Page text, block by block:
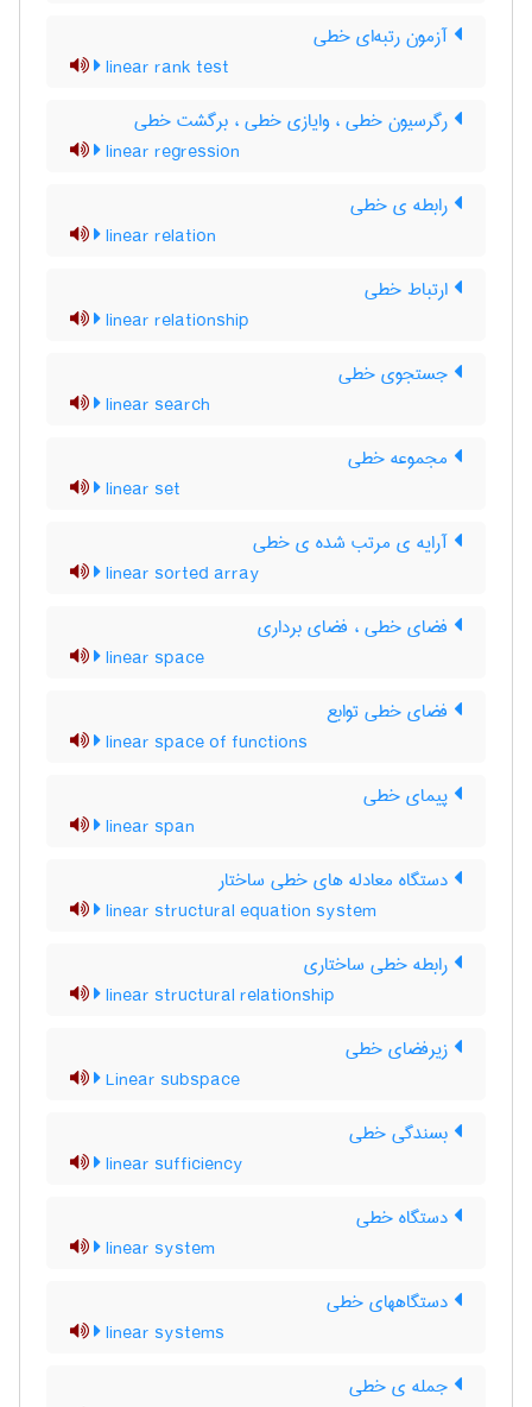
آزمون رتبه‌ای خطی
linear rank test
رگرسیون خطی ، وایازی خطی ، برگشت خطی
linear regression
رابطه ی خطی
linear relation
ارتباط خطی
linear relationship
جستجوی خطی
linear search
مجموعه خطی
linear set
آرایه ی مرتب شده ی خطی
linear sorted array
فضای خطی ، فضای برداری
linear space
فضای خطی توابع
linear space of functions
پیمای خطی
linear span
دستگاه معادله های خطی ساختار
linear structural equation system
رابطه خطی ساختاری
linear structural relationship
زیرفضای خطی
Linear subspace
بسندگی خطی
linear sufficiency
دستگاه خطی
linear system
دستگاههای خطی
linear systems
جمله ی خطی